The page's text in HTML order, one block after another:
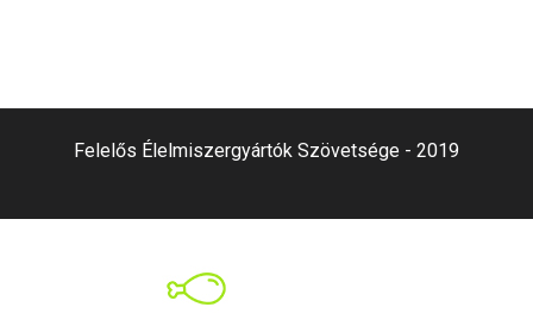
Felelős Élelmiszergyártók Szövetsége - 2019